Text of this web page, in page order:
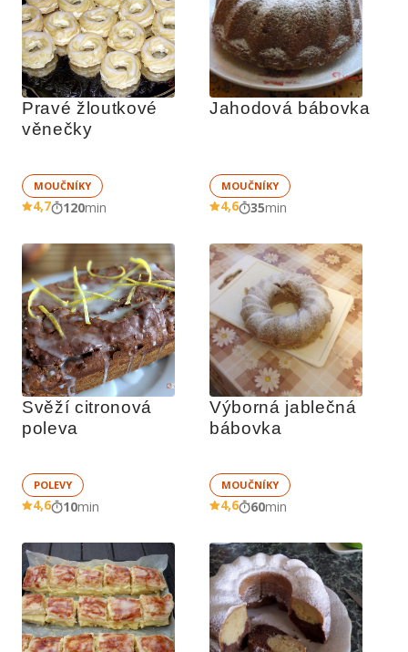
Pravé žloutkové
věnečky
MOUČNÍKY
4,7 120min
Jahodová bábovka
MOUČNÍKY
4,6 35min
Svěží citronová
poleva
POLEVY
4,6 10min
Výborná jablečná
bábovka
MOUČNÍKY
4,6 60min